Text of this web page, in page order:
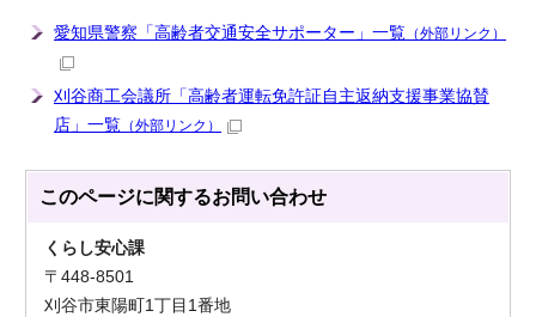
愛知県警察「高齢者交通安全サポーター」一覧 （外部リンク）
刈谷商工会議所「高齢者運転免許証自主返納支援事業協賛
店」一覧 （外部リンク）
このページに関するお問い合わせ
くらし安心課
〒448-8501
刈谷市東陽町1丁目1番地